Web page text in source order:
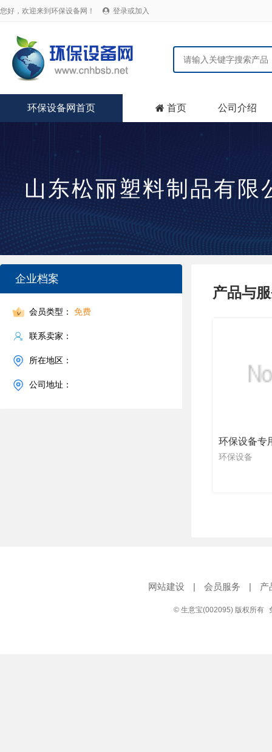
您好，欢迎来到环保设备网！  登录或加入
环保设备网首页  首页 公司介绍
山东松丽塑料制品有限
企业档案
会员类型： 免费
联系卖家：
所在地区：
公司地址：
产品与
环保设备
网站建设 | 会员服务 | 产
© 生意宝(002095) 版权所有